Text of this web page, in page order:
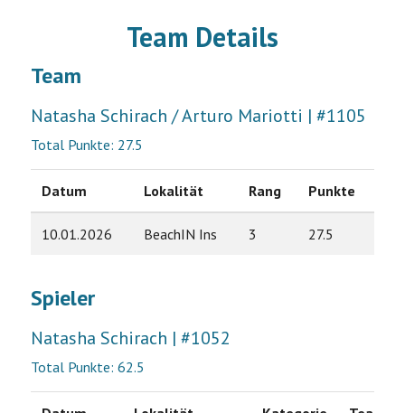
Team Details
Team
Natasha Schirach / Arturo Mariotti | #1105
Total Punkte: 27.5
Datum Lokalität Rang Punkte
10.01.2026 BeachIN Ins 3 27.5
Spieler
Natasha Schirach | #1052
Total Punkte: 62.5